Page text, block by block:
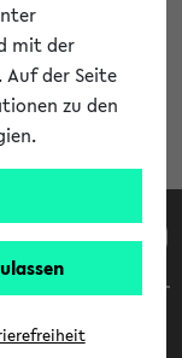
mit der
der Seite
zu den